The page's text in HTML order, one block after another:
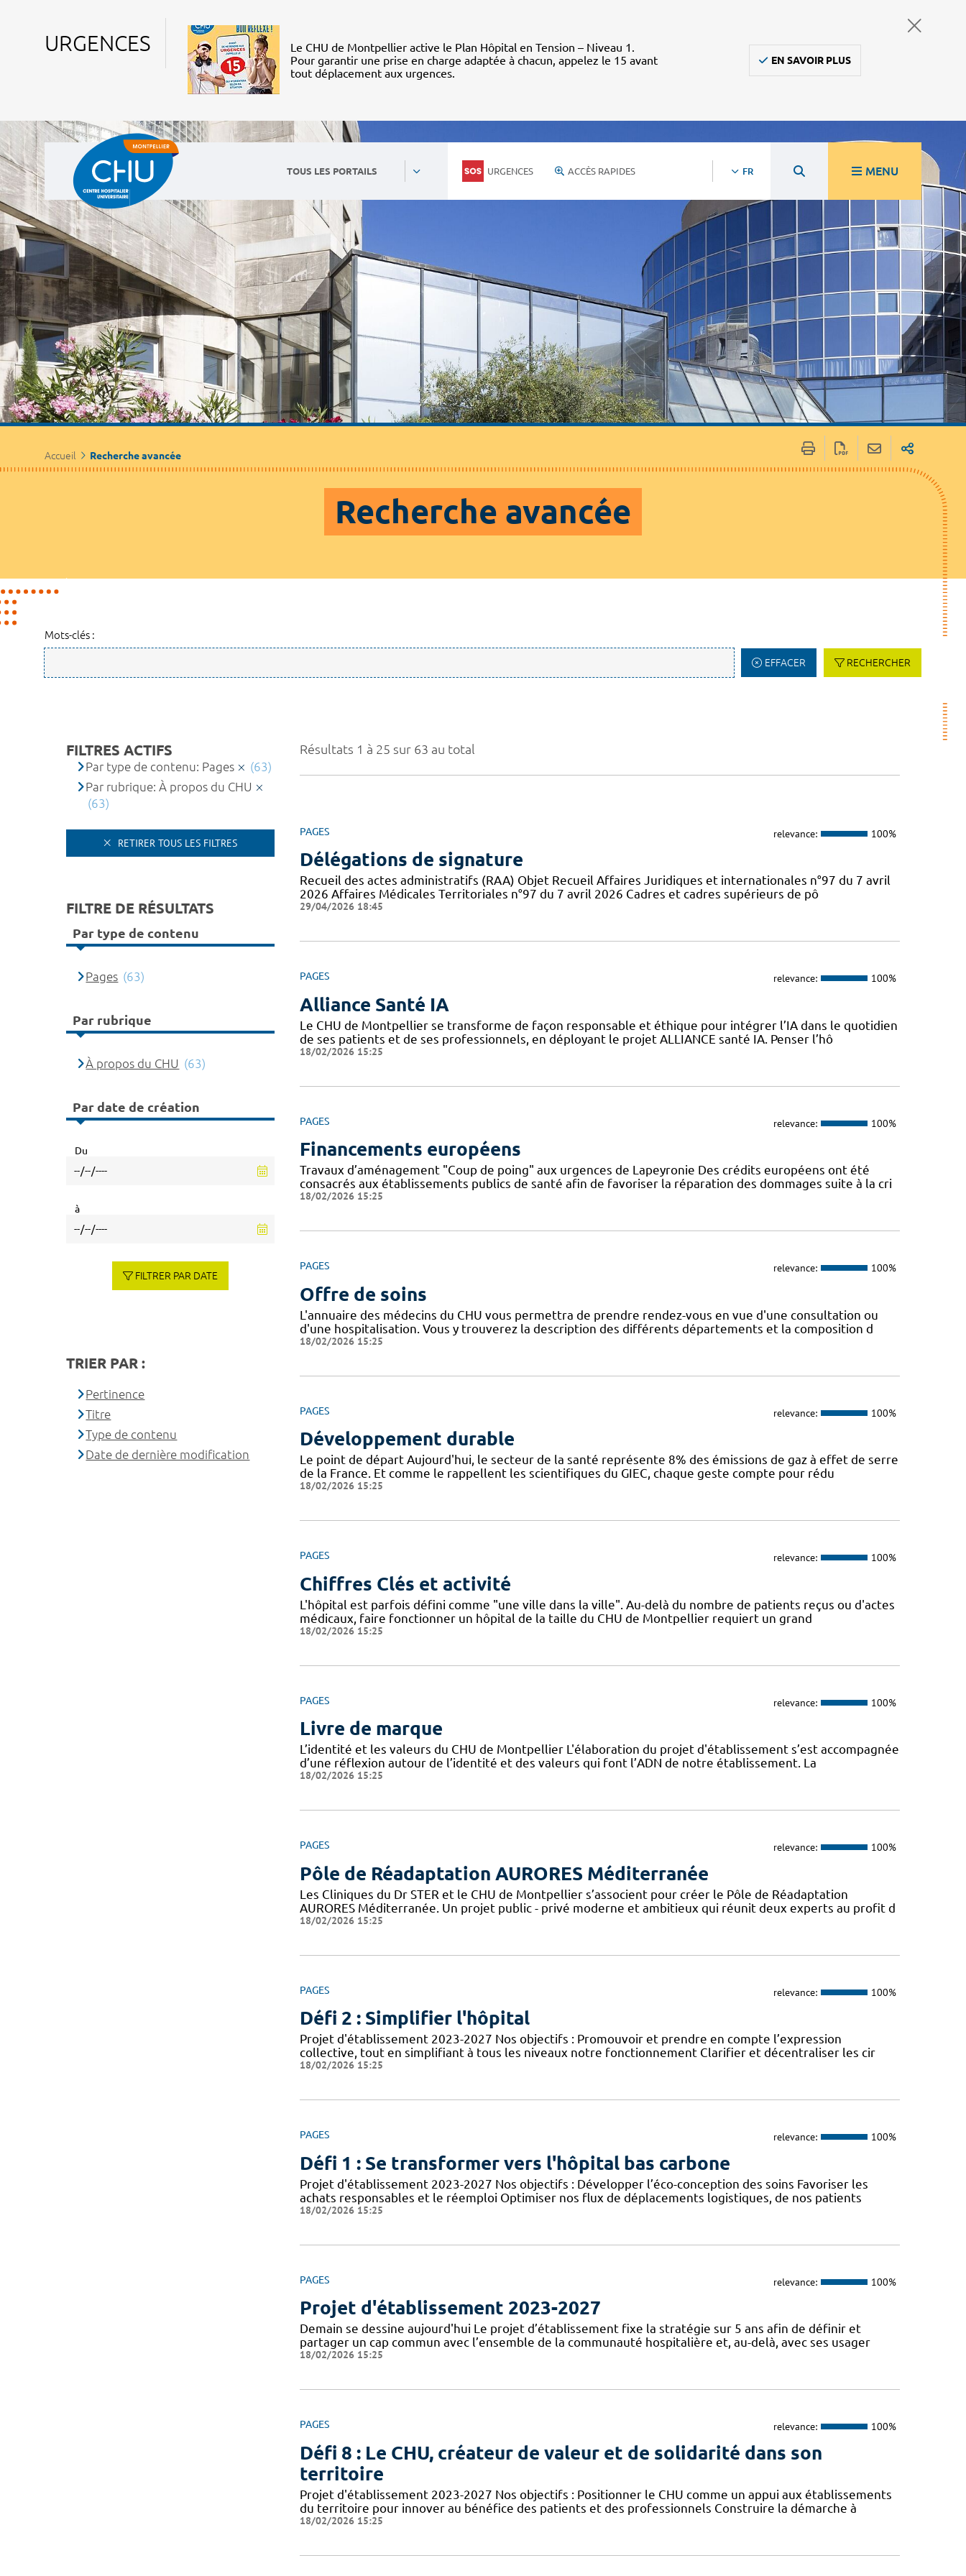
URGENCES
Le CHU de Montpellier active le Plan Hôpital en Tension – Niveau 1.
Pour garantir une prise en charge adaptée à chacun, appelez le 15 avant
tout déplacement aux urgences.
EN SAVOIR PLUS
TOUS LES PORTAILS URGENCES ACCÈS RAPIDES FR MENU
Accueil Recherche avancée
Recherche avancée
Mots-clés :
EFFACER RECHERCHER
Résultats 1 à 25 sur 63 au total
PAGES relevance: 100%
Délégations de signature
Recueil des actes administratifs (RAA) Objet Recueil Affaires Juridiques et internationales n°97 du 7 avril
2026 Affaires Médicales Territoriales n°97 du 7 avril 2026 Cadres et cadres supérieurs de pô
29/04/2026 18:45
PAGES relevance: 100%
Alliance Santé IA
Le CHU de Montpellier se transforme de façon responsable et éthique pour intégrer l’IA dans le quotidien
de ses patients et de ses professionnels, en déployant le projet ALLIANCE santé IA. Penser l’hô
18/02/2026 15:25
PAGES relevance: 100%
Financements européens
Travaux d’aménagement "Coup de poing" aux urgences de Lapeyronie Des crédits européens ont été
consacrés aux établissements publics de santé afin de favoriser la réparation des dommages suite à la cri
18/02/2026 15:25
PAGES relevance: 100%
Offre de soins
L'annuaire des médecins du CHU vous permettra de prendre rendez-vous en vue d'une consultation ou
d'une hospitalisation. Vous y trouverez la description des différents départements et la composition d
18/02/2026 15:25
PAGES relevance: 100%
Développement durable
Le point de départ Aujourd'hui, le secteur de la santé représente 8% des émissions de gaz à effet de serre
de la France. Et comme le rappellent les scientifiques du GIEC, chaque geste compte pour rédu
18/02/2026 15:25
PAGES relevance: 100%
Chiffres Clés et activité
L'hôpital est parfois défini comme "une ville dans la ville". Au-delà du nombre de patients reçus ou d'actes
médicaux, faire fonctionner un hôpital de la taille du CHU de Montpellier requiert un grand
18/02/2026 15:25
PAGES relevance: 100%
Livre de marque
L’identité et les valeurs du CHU de Montpellier L'élaboration du projet d'établissement s’est accompagnée
d’une réflexion autour de l’identité et des valeurs qui font l’ADN de notre établissement. La
18/02/2026 15:25
PAGES relevance: 100%
Pôle de Réadaptation AURORES Méditerranée
Les Cliniques du Dr STER et le CHU de Montpellier s’associent pour créer le Pôle de Réadaptation
AURORES Méditerranée. Un projet public - privé moderne et ambitieux qui réunit deux experts au profit d
18/02/2026 15:25
PAGES relevance: 100%
Défi 2 : Simplifier l'hôpital
Projet d'établissement 2023-2027 Nos objectifs : Promouvoir et prendre en compte l’expression
collective, tout en simplifiant à tous les niveaux notre fonctionnement Clarifier et décentraliser les cir
18/02/2026 15:25
PAGES relevance: 100%
Défi 1 : Se transformer vers l'hôpital bas carbone
Projet d'établissement 2023-2027 Nos objectifs : Développer l’éco-conception des soins Favoriser les
achats responsables et le réemploi Optimiser nos flux de déplacements logistiques, de nos patients
18/02/2026 15:25
PAGES relevance: 100%
Projet d'établissement 2023-2027
Demain se dessine aujourd'hui Le projet d’établissement fixe la stratégie sur 5 ans afin de définir et
partager un cap commun avec l’ensemble de la communauté hospitalière et, au-delà, avec ses usager
18/02/2026 15:25
PAGES relevance: 100%
Défi 8 : Le CHU, créateur de valeur et de solidarité dans son
territoire
Projet d'établissement 2023-2027 Nos objectifs : Positionner le CHU comme un appui aux établissements
du territoire pour innover au bénéfice des patients et des professionnels Construire la démarche à
18/02/2026 15:25
FILTRES ACTIFS
Par type de contenu: Pages
(63)
Par rubrique: À propos du CHU
(63)
RETIRER TOUS LES FILTRES
FILTRE DE RÉSULTATS
Par type de contenu
Pages (63)
Par rubrique
À propos du CHU (63)
Par date de création
Du
à
FILTRER PAR DATE
TRIER PAR :
Pertinence
Titre
Type de contenu
Date de dernière modification